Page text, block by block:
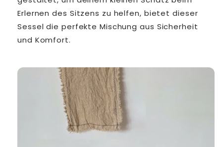
Erlernen des Sitzens zu helfen, bietet dieser
Sessel die perfekte Mischung aus Sicherheit
und Komfort.